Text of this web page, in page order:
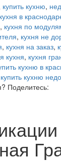
купить кухню,
кухня в
, кухня по
, кухня не
, кухня на заказ,
кухня, кухня
кухню в
купить кухню
Поделитесь: